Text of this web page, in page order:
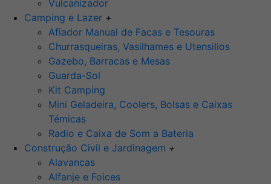
Vulcanizador
Camping e Lazer +
Afiador Manual de Facas e Tesouras
Churrasqueiras, Vasilhames e Utensilios
Gazebo, Barracas e Mesas
Guarda-Sol
Kit Camping
Mini Geladeira, Coolers, Bolsas e Caixas
Témicas
Radio e Caixa de Som a Bateria
Construção Civil e Jardinagem +
Alavancas
Alfanje e Foices